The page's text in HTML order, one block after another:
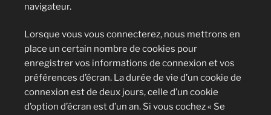
navigateur.
Lorsque vous vous connecterez, nous mettrons en
place un certain nombre de cookies pour
enregistrer vos informations de connexion et vos
préférences d’écran. La durée de vie d’un cookie de
connexion est de deux jours, celle d’un cookie
d’option d’écran est d’un an. Si vous cochez « Se